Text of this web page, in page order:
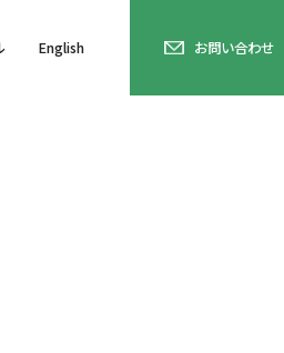
English お問い合わせ